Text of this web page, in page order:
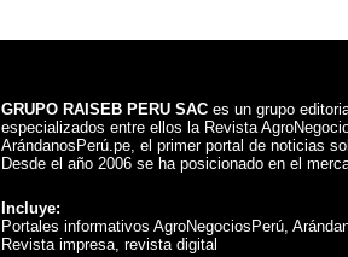
GRUPO RAISEB PERU SAC es un grupo
especializados entre ellos la Revista
ArándanosPerú.pe, el primer portal de noticias
Desde el año 2006 se ha posicionado en el
Incluye:
Portales informativos AgroNegociosPerú,
Revista impresa, revista digital